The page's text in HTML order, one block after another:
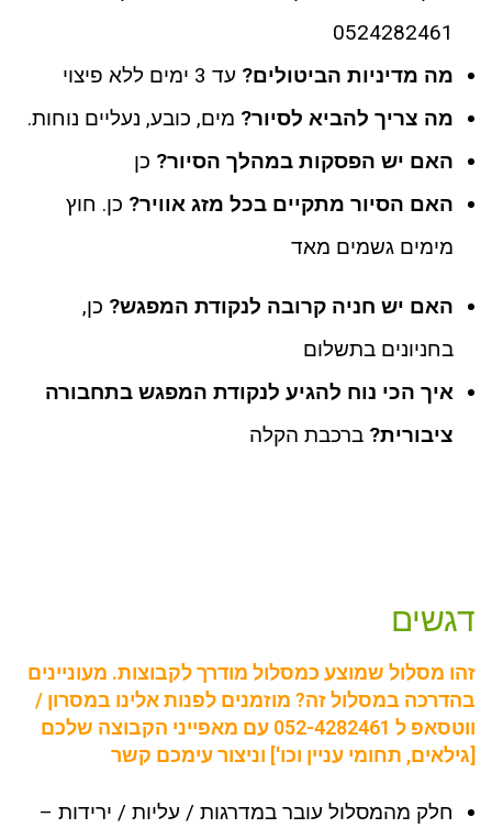
0524282461
מה מדיניות הביטולים? עד 3 ימים ללא פיצוי
מה צריך להביא לסיור? מים, כובע, נעליים נוחות.
האם יש הפסקות במהלך הסיור? כן
האם הסיור מתקיים בכל מזג אוויר? כן. חוץ
מימים גשמים מאד
האם יש חניה קרובה לנקודת המפגש? כן,
בחניונים בתשלום
איך הכי נוח להגיע לנקודת המפגש בתחבורה
ציבורית? ברכבת הקלה
דגשים
זהו מסלול שמוצע כמסלול מודרך לקבוצות. מעוניינים
בהדרכה במסלול זה? מוזמנים לפנות אלינו במסרון /
ווטסאפ ל 052-4282461 עם מאפייני הקבוצה שלכם
[גילאים, תחומי עניין וכו'] וניצור עימכם קשר
חלק מהמסלול עובר במדרגות / עליות / ירידות –